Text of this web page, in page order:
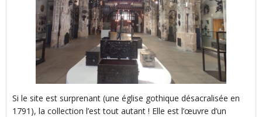
Si le site est surprenant (une église gothique désacralisée en
1791), la collection l’est tout autant ! Elle est l’œuvre d’un